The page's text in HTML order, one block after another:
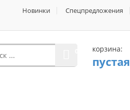
Новинки Спецпредложения
корзина:
пустая